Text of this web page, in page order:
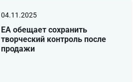
04.11.2025
EA обещает сохранить
творческий контроль после
продажи